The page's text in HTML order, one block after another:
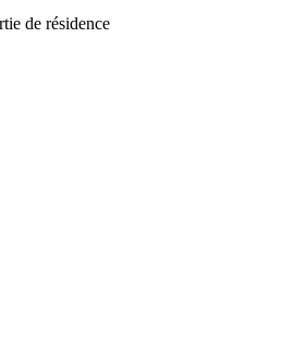
de résidence